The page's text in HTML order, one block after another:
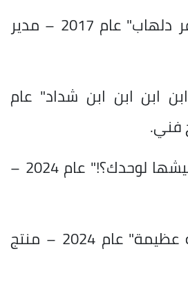
مسلسل "كفر دلهاب" عام 2017 – مدير
ابن ابن ابن شداد" عام
فيلم "ليه تعيشها لوحدك؟!" عام 2024 –
فيلم "عصابة عظيمة" عام 2024 – منتج